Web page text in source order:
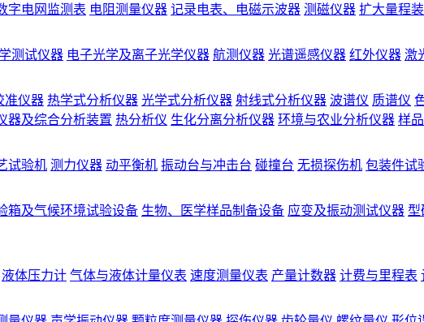
字电网监测表 电阻测量仪器 记录电表、电磁示波器 测磁仪器 扩大量程
测试仪器 电子光学及离子光学仪器 航测仪器 光谱遥感仪器 红外仪器 激
准仪器 热学式分析仪器 光学式分析仪器 射线式分析仪器 波谱仪 质谱仪
器及综合分析装置 热分析仪 生化分离分析仪器 环境与农业分析仪器 样
试验机 测力仪器 动平衡机 振动台与冲击台 碰撞台 无损探伤机 包装件试
箱及气候环境试验设备 生物、医学样品制备设备 应变及振动测试仪器 型
液体压力计 气体与液体计量仪表 速度测量仪表 产量计数器 计费与里程表